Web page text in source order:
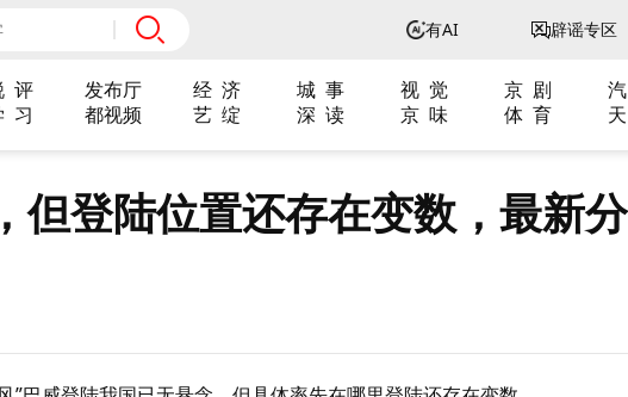
有AI 辟谣专区
评 发布厅 经 济 城 事 视 觉 京 剧
习 都视频 艺 绽 深 读 京 味 体 育
但登陆位置还存在变数，最新分